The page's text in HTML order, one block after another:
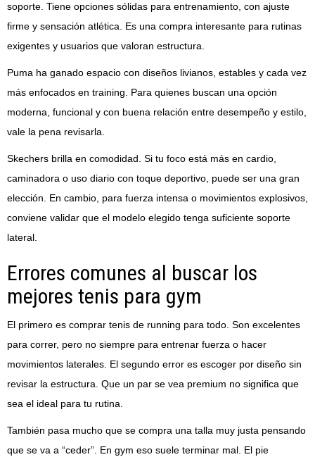
soporte. Tiene opciones sólidas para entrenamiento, con ajuste
firme y sensación atlética. Es una compra interesante para rutinas
exigentes y usuarios que valoran estructura.
Puma ha ganado espacio con diseños livianos, estables y cada vez
más enfocados en training. Para quienes buscan una opción
moderna, funcional y con buena relación entre desempeño y estilo,
vale la pena revisarla.
Skechers brilla en comodidad. Si tu foco está más en cardio,
caminadora o uso diario con toque deportivo, puede ser una gran
elección. En cambio, para fuerza intensa o movimientos explosivos,
conviene validar que el modelo elegido tenga suficiente soporte
lateral.
Errores comunes al buscar los
mejores tenis para gym
El primero es comprar tenis de running para todo. Son excelentes
para correr, pero no siempre para entrenar fuerza o hacer
movimientos laterales. El segundo error es escoger por diseño sin
revisar la estructura. Que un par se vea premium no significa que
sea el ideal para tu rutina.
También pasa mucho que se compra una talla muy justa pensando
que se va a “ceder”. En gym eso suele terminar mal. El pie